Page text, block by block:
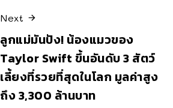
Next
ลูกแม่มันปัง! น้องแมวของ
Taylor Swift ขึ้นอันดับ 3 สัตว์
เลี้ยงที่รวยที่สุดในโลก มูลค่าสูง
ถึง 3,300 ล้านบาท